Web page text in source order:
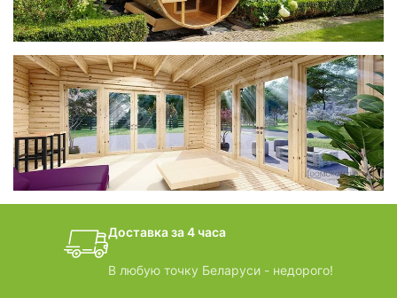
фотогалерея
БАНИ-БОЧКИ
дачные домики
ВИДЕООБЗОРЫ
Доставка за 4 часа
В любую точку Беларуси - недорого!